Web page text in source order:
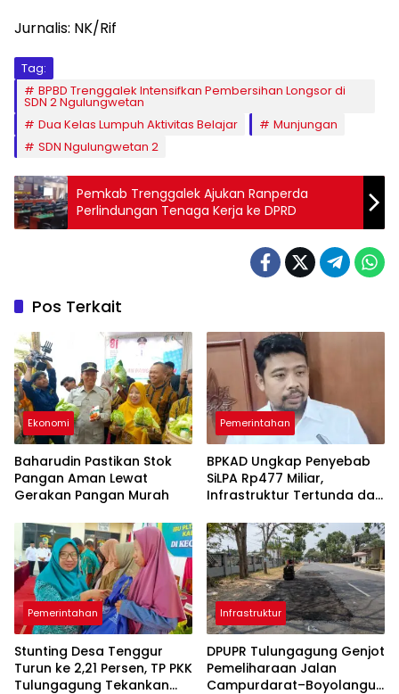
Jurnalis: NK/Rif
Tag:
BPBD Trenggalek Intensifkan Pembersihan Longsor di
SDN 2 Ngulungwetan
Dua Kelas Lumpuh Aktivitas Belajar
Munjungan
SDN Ngulungwetan 2
Pemkab Trenggalek Ajukan Ranperda
Perlindungan Tenaga Kerja ke DPRD
Pos Terkait
Ekonomi
Baharudin Pastikan Stok
Pangan Aman Lewat
Gerakan Pangan Murah
Pemerintahan
BPKAD Ungkap Penyebab
SiLPA Rp477 Miliar,
Infrastruktur Tertunda dan
Pemerintahan
Stunting Desa Tenggur
Turun ke 2,21 Persen, TP PKK
Tulungagung Tekankan
Infrastruktur
DPUPR Tulungagung Genjot
Pemeliharaan Jalan
Campurdarat–Boyolangu,